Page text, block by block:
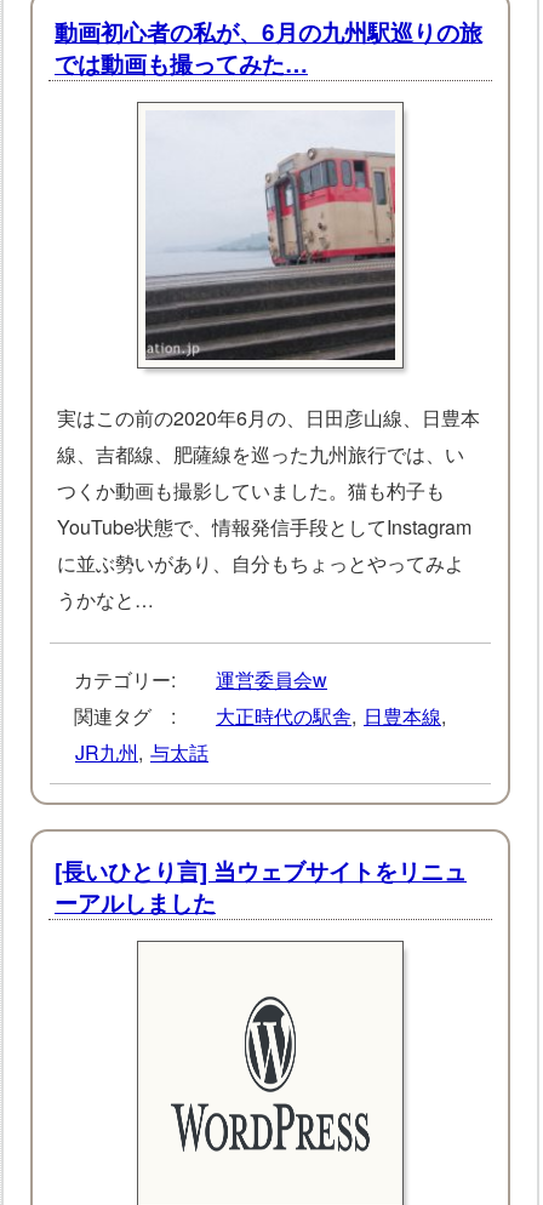
動画初心者の私が、6月の九州駅巡りの旅
では動画も撮ってみた…
実はこの前の2020年6月の、日田彦山線、日豊本
線、吉都線、肥薩線を巡った九州旅行では、い
つくか動画も撮影していました。猫も杓子も
YouTube状態で、情報発信手段としてInstagram
に並ぶ勢いがあり、自分もちょっとやってみよ
うかなと…
カテゴリー:
運営委員会w
関連タグ :
大正時代の駅舎, 日豊本線,
JR九州, 与太話
[長いひとり言] 当ウェブサイトをリニュ
ーアルしました